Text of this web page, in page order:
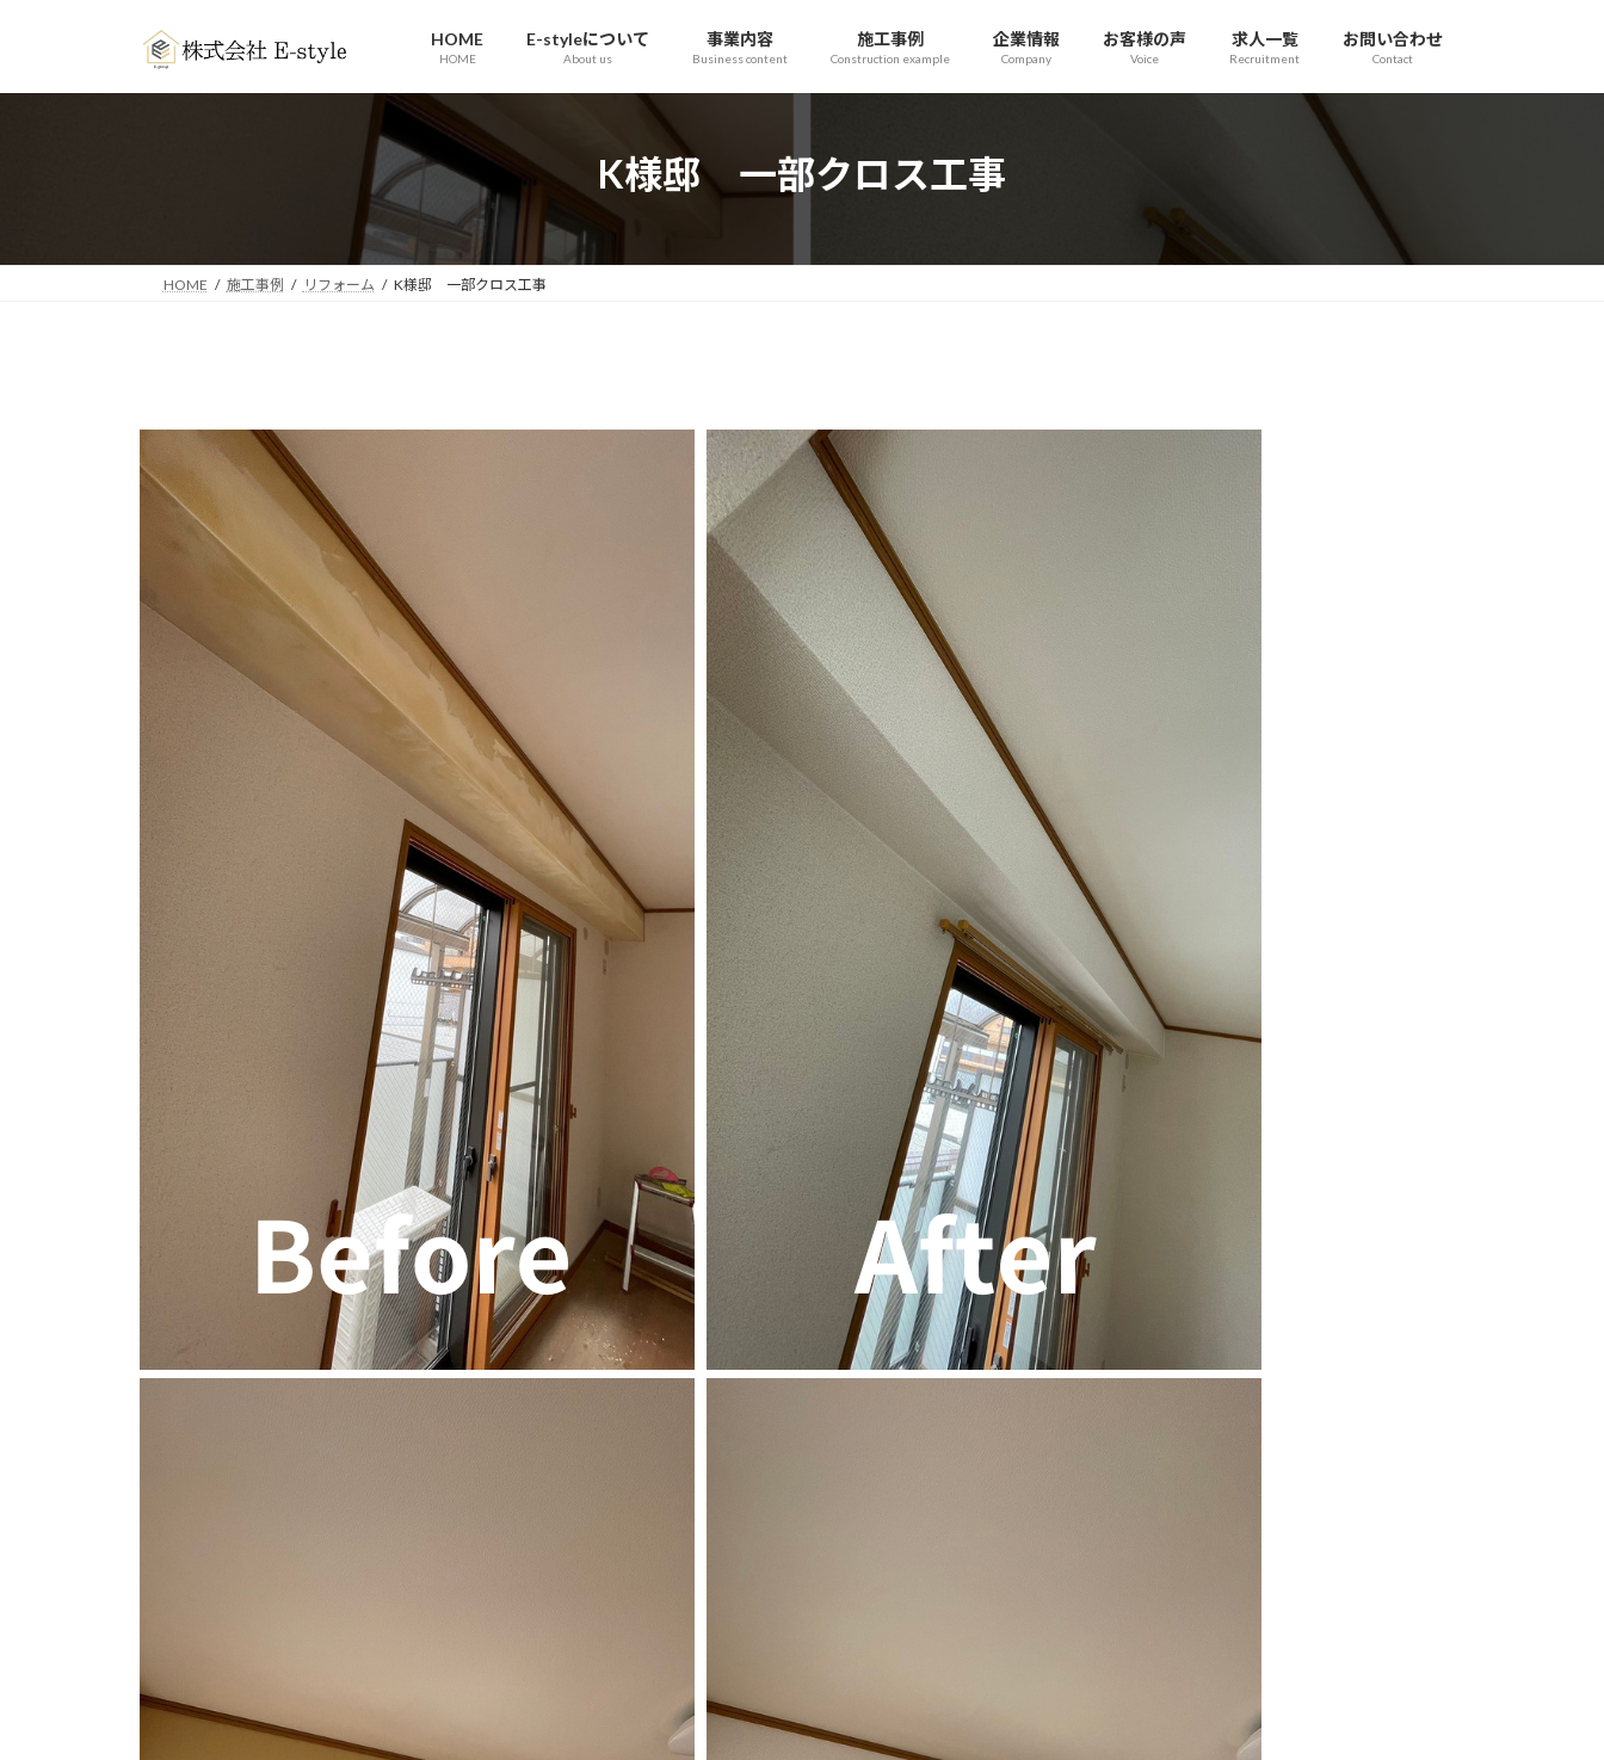
ン
プ
ー
動
HOME
HOME
E-styleについて
About us
事業内容
Business content
施工事例
Construction example
企業情報
Company
お客様の声
Voice
求人一覧
Recruitment
お問い合わせ
Contact
K様邸 一部クロス工事
HOME 施工事例 リフォーム K様邸 一部クロス工事